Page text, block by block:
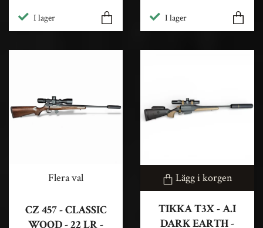
I lager I lager
Flera val
CZ 457 - CLASSIC
WOOD - 22 LR -
Lägg i korgen
TIKKA T3X - A.I
DARK EARTH -